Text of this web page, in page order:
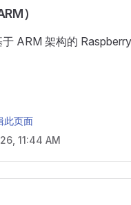
）
于 ARM 架构的
此页面
11:44 AM